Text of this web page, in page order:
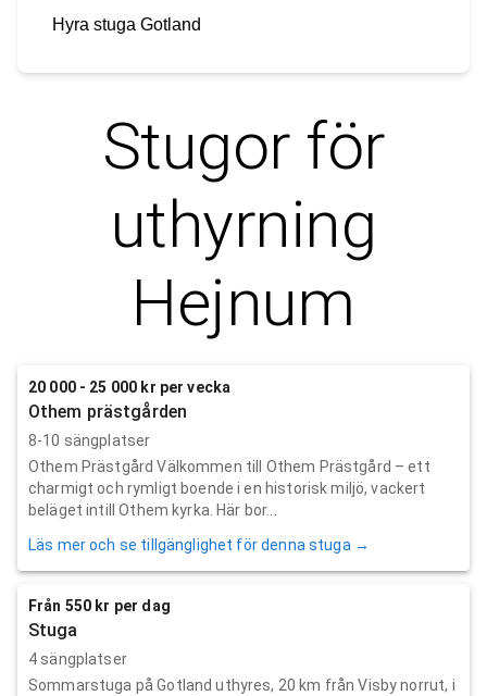
Hyra stuga Gotland
Stugor för
uthyrning
Hejnum
20 000 - 25 000 kr per vecka
Othem prästgården
8-10 sängplatser
Othem Prästgård Välkommen till Othem Prästgård – ett
charmigt och rymligt boende i en historisk miljö, vackert
beläget intill Othem kyrka. Här bor...
Läs mer och se tillgänglighet för denna stuga →
Från 550 kr per dag
Stuga
4 sängplatser
Sommarstuga på Gotland uthyres, 20 km från Visby norrut, i